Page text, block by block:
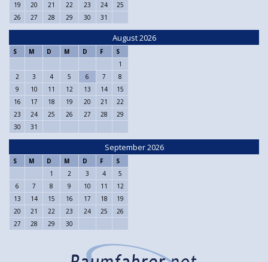
19
20 21 22 23 24
25
26
27 28 29 30 31
August 2026
S M D M D F
S
1
2
3 4 5 6 7
8
9
10 11 12 13 14
15
16
17 18 19 20 21
22
23
24 25 26 27 28
29
30
31
September 2026
S M D M D F
S
1
2 3 4
5
6
7 8 9 10 11
12
13
14 15 16 17 18
19
20
21 22 23 24 25
26
27
28 29 30